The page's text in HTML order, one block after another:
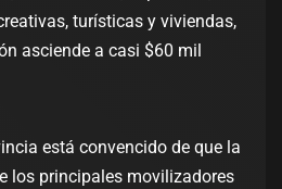
turísticas y viviendas,
asciende a casi $60 mil
está convencido de que la
los principales movilizadores